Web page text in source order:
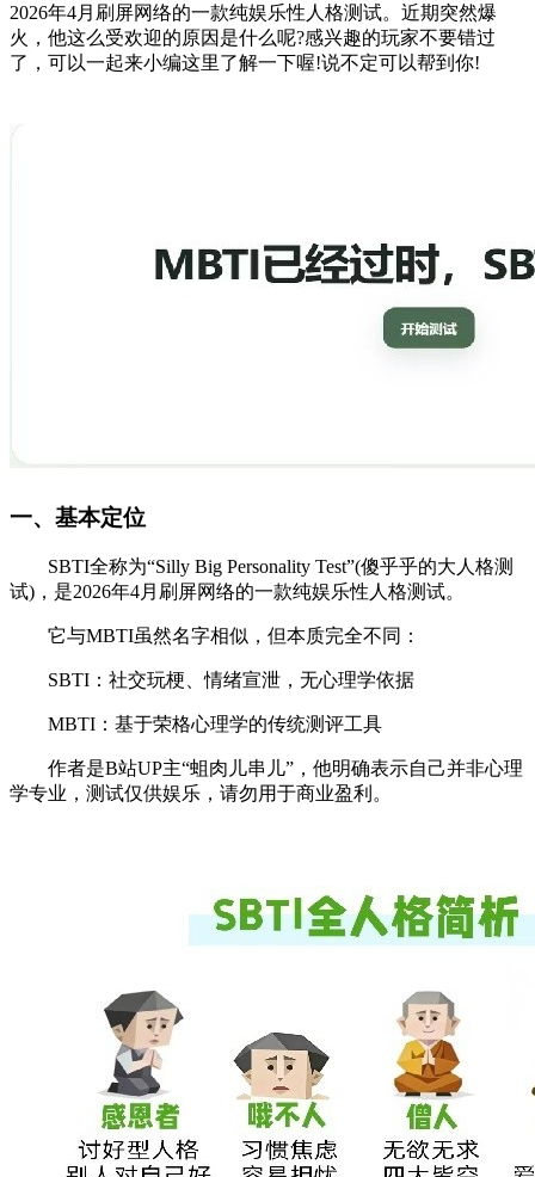
2026年4月刷屏网络的一款纯娱乐性人格测试。近期突然爆
火，他这么受欢迎的原因是什么呢?感兴趣的玩家不要错过
了，可以一起来小编这里了解一下喔!说不定可以帮到你!
一、基本定位
SBTI全称为“Silly Big Personality Test”(傻乎乎的大人格测
试)，是2026年4月刷屏网络的一款纯娱乐性人格测试。
它与MBTI虽然名字相似，但本质完全不同：
SBTI：社交玩梗、情绪宣泄，无心理学依据
MBTI：基于荣格心理学的传统测评工具
作者是B站UP主“蛆肉儿串儿”，他明确表示自己并非心理
学专业，测试仅供娱乐，请勿用于商业盈利。